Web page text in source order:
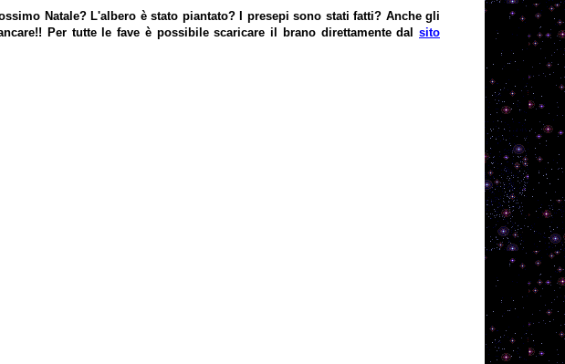
Natale? L'albero è stato piantato? I presepi sono stati fatti? Anche gli
Per tutte le fave è possibile scaricare il brano direttamente dal sito